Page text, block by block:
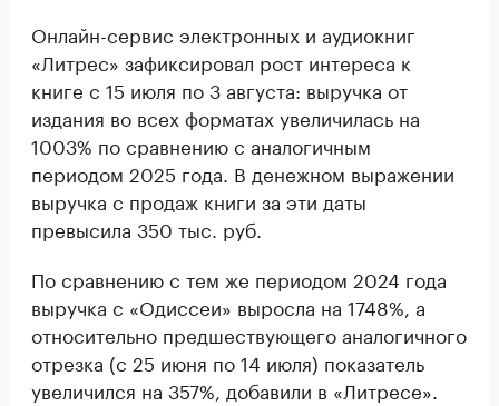
Онлайн-сервис электронных и аудиокниг
«Литрес» зафиксировал рост интереса к
книге с 15 июля по 3 августа: выручка от
издания во всех форматах увеличилась на
1003% по сравнению с аналогичным
периодом 2025 года. В денежном выражении
выручка с продаж книги за эти даты
превысила 350 тыс. руб.
По сравнению с тем же периодом 2024 года
выручка с «Одиссеи» выросла на 1748%, а
относительно предшествующего аналогичного
отрезка (с 25 июня по 14 июля) показатель
увеличился на 357%, добавили в «Литресе».